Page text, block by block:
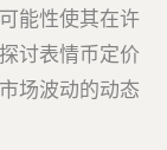
能性使其在许
讨表情币定价
场波动的动态